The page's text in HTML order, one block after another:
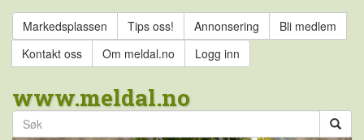
Markedsplassen Tips oss! Annonsering
Bli medlem
Kontakt oss
Om meldal.no Logg inn
www.meldal.no